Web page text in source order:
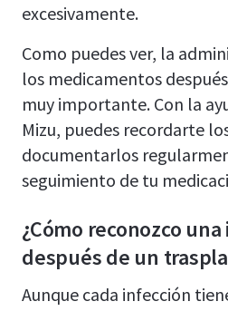
excesivamente.
Como puedes ver, la
los medicamentos
muy importante. Con la
Mizu, puedes recordarte
documentarlos
seguimiento de tu
¿Cómo reconozco
después de un
Aunque cada infección